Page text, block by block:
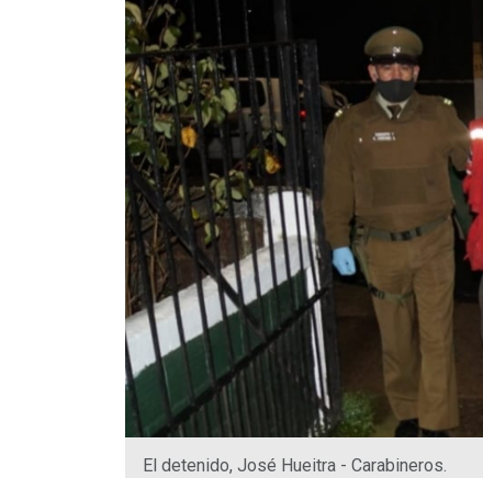
El detenido, José Hueitra - Carabineros.